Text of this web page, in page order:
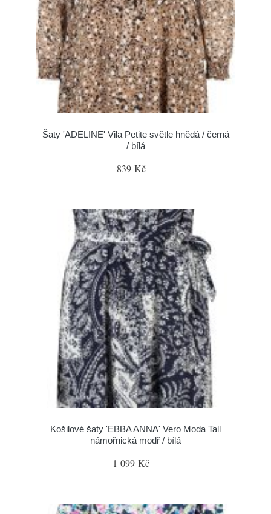
Šaty 'ADELINE' Vila Petite světle hnědá / černá
/ bílá
839 Kč
Košilové šaty 'EBBA ANNA' Vero Moda Tall
námořnická modř / bílá
1 099 Kč